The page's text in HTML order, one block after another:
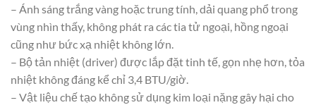
– Ánh sáng trắng vàng hoặc trung tính, dải quang phổ trong
vùng nhìn thấy, không phát ra các tia tử ngoại, hồng ngoại
cũng như bức xạ nhiệt không lớn.
– Bộ tản nhiệt (driver) được lắp đặt tinh tế, gọn nhẹ hơn, tỏa
nhiệt không đáng kể chỉ 3,4 BTU/giờ.
– Vật liệu chế tạo không sử dụng kim loại nặng gây hại cho